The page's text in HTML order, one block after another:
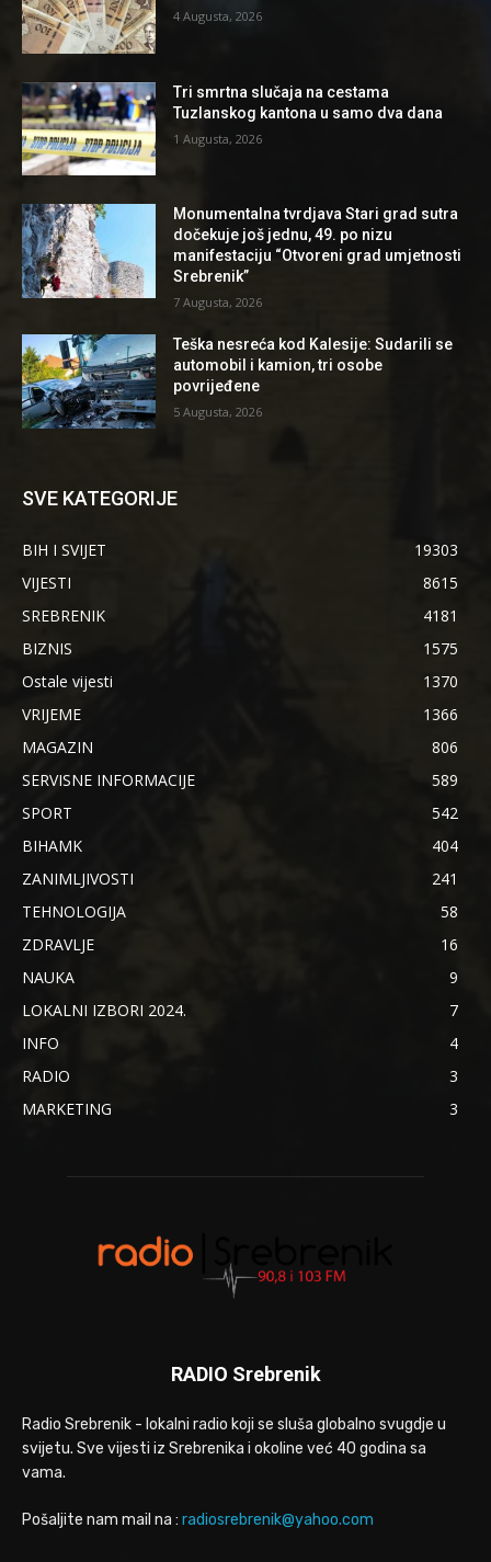
4 Augusta, 2026
Tri smrtna slučaja na cestama
Tuzlanskog kantona u samo dva dana
1 Augusta, 2026
Monumentalna tvrdjava Stari grad sutra
dočekuje još jednu, 49. po nizu
manifestaciju “Otvoreni grad umjetnosti
Srebrenik”
7 Augusta, 2026
Teška nesreća kod Kalesije: Sudarili se
automobil i kamion, tri osobe
povrijeđene
5 Augusta, 2026
SVE KATEGORIJE
BIH I SVIJET
19303
VIJESTI
8615
SREBRENIK
4181
BIZNIS
1575
Ostale vijesti
1370
VRIJEME
1366
MAGAZIN
806
SERVISNE INFORMACIJE
589
SPORT
542
BIHAMK
404
ZANIMLJIVOSTI
241
TEHNOLOGIJA
58
ZDRAVLJE
16
NAUKA
9
LOKALNI IZBORI 2024.
7
INFO
4
RADIO
3
MARKETING
3
RADIO Srebrenik
Radio Srebrenik - lokalni radio koji se sluša globalno svugdje u
svijetu. Sve vijesti iz Srebrenika i okoline već 40 godina sa
vama.
Pošaljite nam mail na : radiosrebrenik@yahoo.com